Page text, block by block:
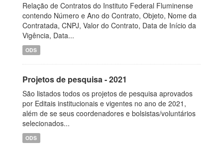
Relação de Contratos do Instituto Federal Fluminense
contendo Número e Ano do Contrato, Objeto, Nome da
Contratada, CNPJ, Valor do Contrato, Data de Início da
Vigência, Data...
ODS
Projetos de pesquisa - 2021
São listados todos os projetos de pesquisa aprovados
por Editais institucionais e vigentes no ano de 2021,
além de se seus coordenadores e bolsistas/voluntários
selecionados...
ODS